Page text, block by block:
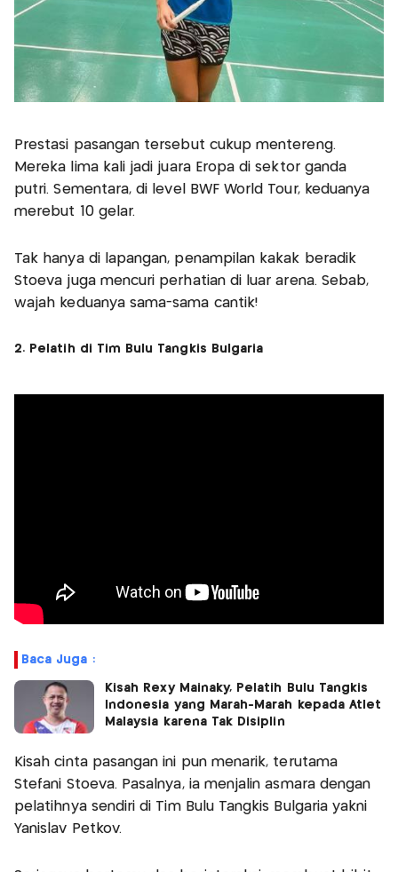
Prestasi pasangan tersebut cukup mentereng.
Mereka lima kali jadi juara Eropa di sektor ganda
putri. Sementara, di level BWF World Tour, keduanya
merebut 10 gelar.
Tak hanya di lapangan, penampilan kakak beradik
Stoeva juga mencuri perhatian di luar arena. Sebab,
wajah keduanya sama-sama cantik!
2. Pelatih di Tim Bulu Tangkis Bulgaria
Baca Juga :
Kisah Rexy Mainaky, Pelatih Bulu Tangkis
Indonesia yang Marah-Marah kepada Atlet
Malaysia karena Tak Disiplin
Kisah cinta pasangan ini pun menarik, terutama
Stefani Stoeva. Pasalnya, ia menjalin asmara dengan
pelatihnya sendiri di Tim Bulu Tangkis Bulgaria yakni
Yanislav Petkov.